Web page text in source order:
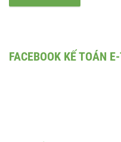
FACEBOOK KẾ TOÁN